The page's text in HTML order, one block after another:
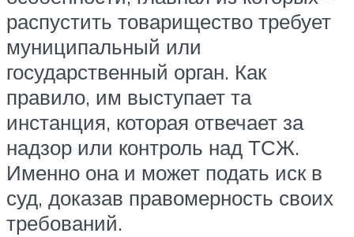
распустить товарищество требует
муниципальный или
государственный орган. Как
правило, им выступает та
инстанция, которая отвечает за
надзор или контроль над ТСЖ.
Именно она и может подать иск в
суд, доказав правомерность своих
требований.